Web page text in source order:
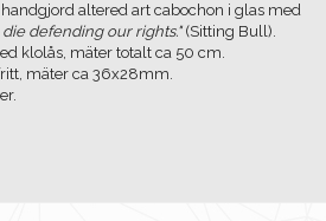
altered art cabochon i glas med
defending our rights."(Sitting Bull).
klolås, mäter totalt ca 50 cm.
mäter ca 36x28mm.